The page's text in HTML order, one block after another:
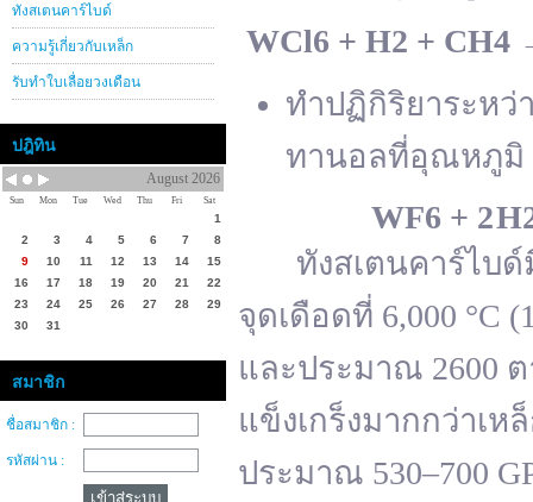
ทังสเตนคาร์ไบด์
ความรู้เกี่ยวกับเหล็ก
รับทำใบเลื่อยวงเดือน
ปฎิทิน
August 2026
Sun Mon Tue Wed Thu Fri Sat
1
2
3 4 5 6 7
8
9
10 11 12 13 14
15
16
17 18 19 20 21
22
23
24 25 26 27 28
29
30
31
สมาชิก
ชื่อสมาชิก :
รหัสผ่าน :
WCl6 + H2 + CH4
ทำปฏิกิริยาระหว่
ทานอลที่อุณหภูมิ
WF6 + 2 H
ทังสเตนคาร์ไบด์มี
จุดเดือดที่ 6,000 °C
และประมาณ 2600
แข็งเกร็งมากกว่าเ
ประมาณ 530–700